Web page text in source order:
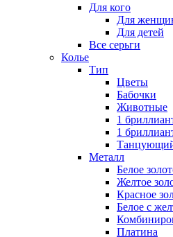
Для кого
Для
Для детей
Все серьги
Колье
Тип
Цветы
Бабочки
Животные
1
1
Металл
Белое
Желтое
Красное
Белое с
Платина